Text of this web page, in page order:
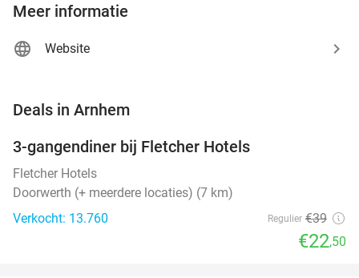
Meer informatie
Website
Deals in Arnhem
3-gangendiner bij Fletcher Hotels
Fletcher Hotels
Doorwerth (+ meerdere locaties) (7 km)
Verkocht: 13.760
Regulier €39
€22,50